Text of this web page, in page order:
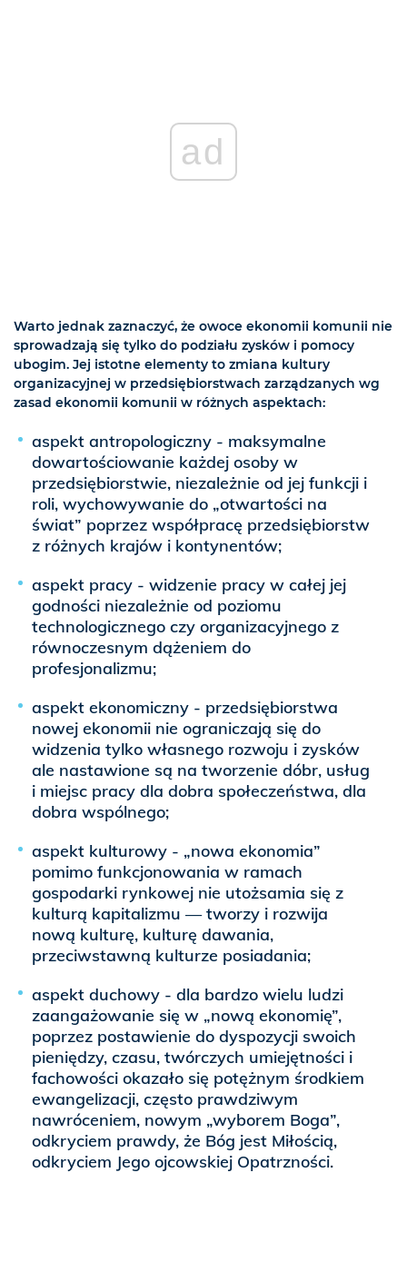
ad
Warto jednak zaznaczyć, że owoce ekonomii komunii nie
sprowadzają się tylko do podziału zysków i pomocy
ubogim. Jej istotne elementy to zmiana kultury
organizacyjnej w przedsiębiorstwach zarządzanych wg
zasad ekonomii komunii w różnych aspektach:
aspekt antropologiczny - maksymalne
dowartościowanie każdej osoby w
przedsiębiorstwie, niezależnie od jej funkcji i
roli, wychowywanie do „otwartości na
świat” poprzez współpracę przedsiębiorstw
z różnych krajów i kontynentów;
aspekt pracy - widzenie pracy w całej jej
godności niezależnie od poziomu
technologicznego czy organizacyjnego z
równoczesnym dążeniem do
profesjonalizmu;
aspekt ekonomiczny - przedsiębiorstwa
nowej ekonomii nie ograniczają się do
widzenia tylko własnego rozwoju i zysków
ale nastawione są na tworzenie dóbr, usług
i miejsc pracy dla dobra społeczeństwa, dla
dobra wspólnego;
aspekt kulturowy - „nowa ekonomia”
pomimo funkcjonowania w ramach
gospodarki rynkowej nie utożsamia się z
kulturą kapitalizmu — tworzy i rozwija
nową kulturę, kulturę dawania,
przeciwstawną kulturze posiadania;
aspekt duchowy - dla bardzo wielu ludzi
zaangażowanie się w „nową ekonomię”,
poprzez postawienie do dyspozycji swoich
pieniędzy, czasu, twórczych umiejętności i
fachowości okazało się potężnym środkiem
ewangelizacji, często prawdziwym
nawróceniem, nowym „wyborem Boga”,
odkryciem prawdy, że Bóg jest Miłością,
odkryciem Jego ojcowskiej Opatrzności.